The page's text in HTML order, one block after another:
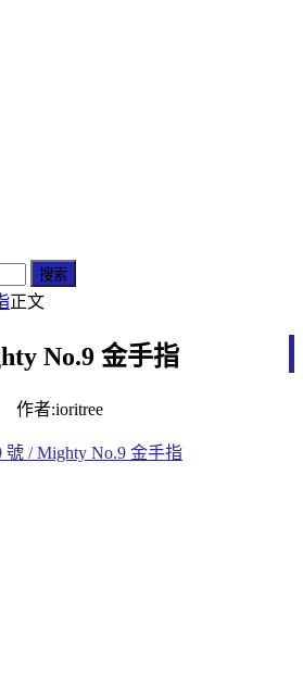
搜索
正文
No.9 金手指
作者:ioritree